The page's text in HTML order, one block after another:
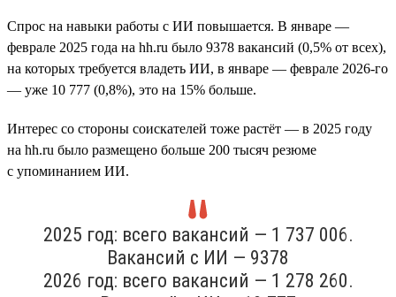
Спрос на навыки работы с ИИ повышается. В январе —
феврале 2025 года на hh.ru было 9378 вакансий (0,5% от всех),
на которых требуется владеть ИИ, в январе — феврале 2026-го
— уже 10 777 (0,8%), это на 15% больше.
Интерес со стороны соискателей тоже растёт — в 2025 году
на hh.ru было размещено больше 200 тысяч резюме
с упоминанием ИИ.
2025 год: всего вакансий — 1 737 006.
Вакансий с ИИ — 9378
2026 год: всего вакансий — 1 278 260.